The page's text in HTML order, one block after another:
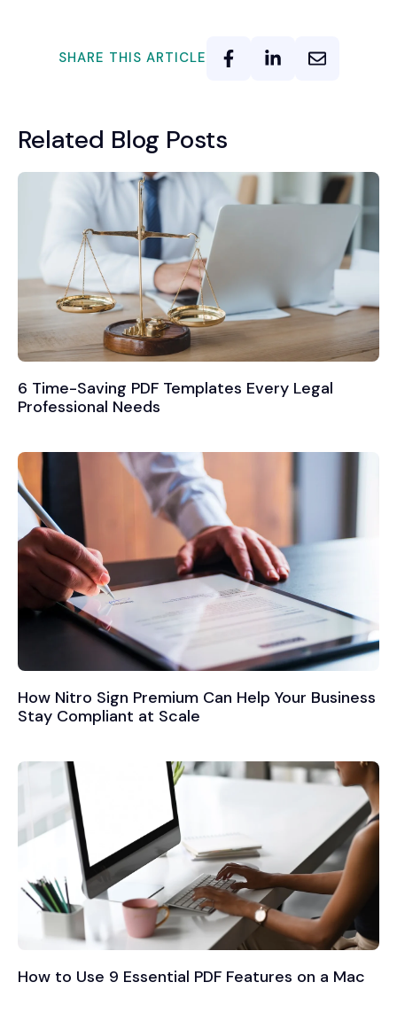
SHARE THIS ARTICLE
Related Blog Posts
6 Time-Saving PDF Templates Every Legal
Professional Needs
How Nitro Sign Premium Can Help Your Business
Stay Compliant at Scale
How to Use 9 Essential PDF Features on a Mac